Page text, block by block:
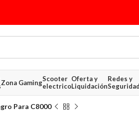
Zona GamingScooter
electrico
Oferta y
Liquidación
Redes y
Seguridad
Para C8000